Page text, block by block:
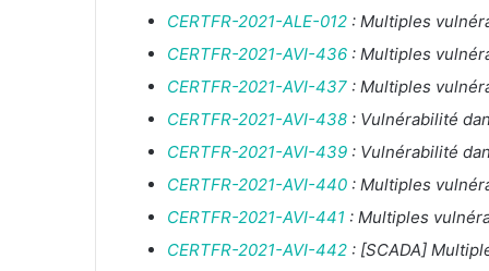
CERTFR-2021-ALE-012 : Multiples
CERTFR-2021-AVI-436 : Multiples
CERTFR-2021-AVI-437 : Multiples
CERTFR-2021-AVI-438 : Vulnérabilité
CERTFR-2021-AVI-439 : Vulnérabilité
CERTFR-2021-AVI-440 : Multiples
CERTFR-2021-AVI-441 : Multiples
CERTFR-2021-AVI-442 : [SCADA]